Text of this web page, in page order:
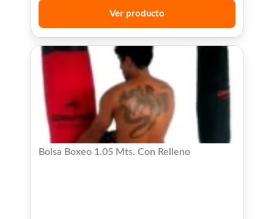
Ver producto
Bolsa Boxeo 1.05 Mts. Con Relleno